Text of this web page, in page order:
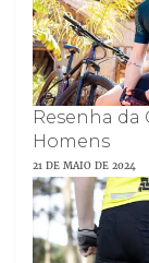
Resenha da
Homens
21 DE MAIO DE 2024